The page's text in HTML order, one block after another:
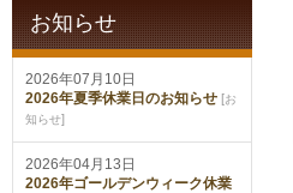
お知らせ
2026年07月10日
2026年夏季休業日のお知らせ [お
知らせ]
2026年04月13日
2026年ゴールデンウィーク休業